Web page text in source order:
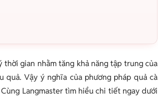
thời gian nhằm tăng khả năng tập trung của
Vậy ý nghĩa của phương pháp quả cà
Langmaster tìm hiểu chi tiết ngay dưới